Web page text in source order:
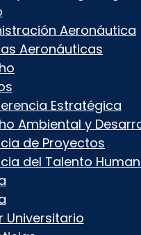
Aeronáutica
Aeronáuticas
Estratégica
Ambiental y
de Proyectos
del Talento
Universitario